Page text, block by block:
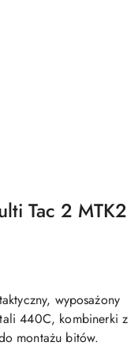
Tac 2 MTK2
, wyposażony
440C, kombinerki z
montażu bitów.